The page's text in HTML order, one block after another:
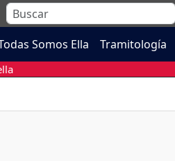
Somos Ella Tramitología